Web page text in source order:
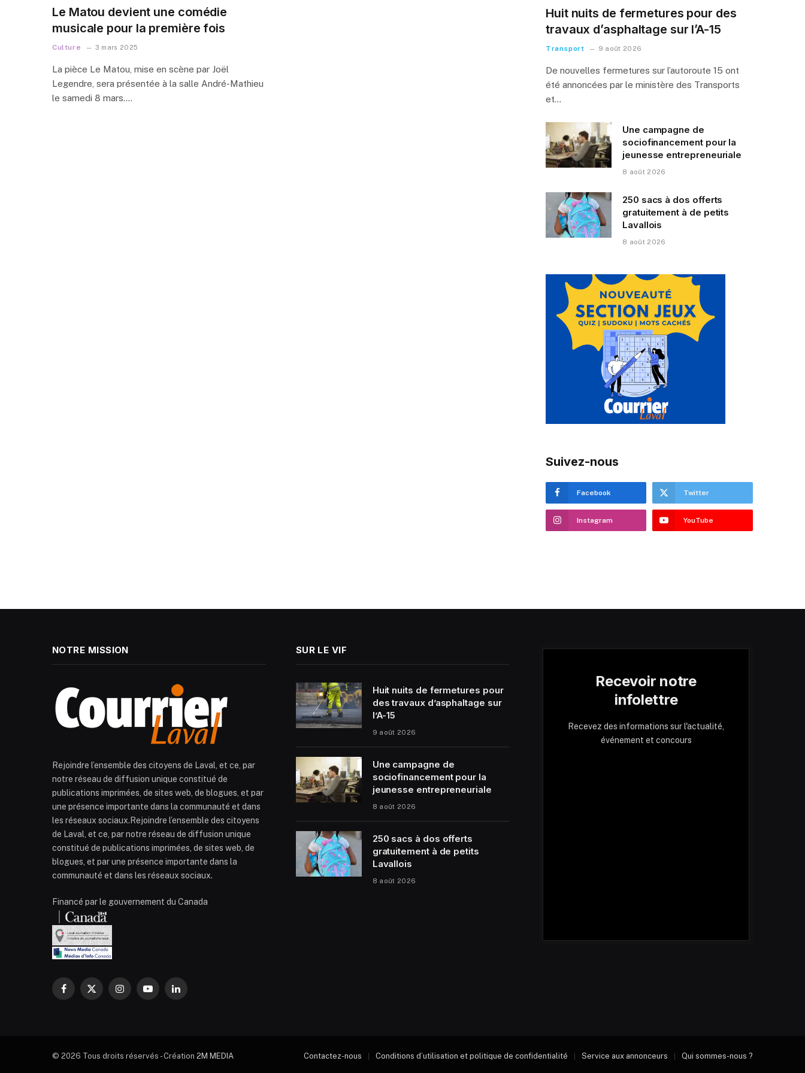
Le Matou devient une comédie
musicale pour la première fois
Culture 3 mars 2025
La pièce Le Matou, mise en scène par Joël
Legendre, sera présentée à la salle André-Mathieu
le samedi 8 mars.…
Huit nuits de fermetures pour des
travaux d’asphaltage sur l’A-15
Transport 9 août 2026
De nouvelles fermetures sur l’autoroute 15 ont
été annoncées par le ministère des Transports
et…
Une campagne de
sociofinancement pour la
jeunesse entrepreneuriale
8 août 2026
250 sacs à dos offerts
gratuitement à de petits
Lavallois
8 août 2026
Suivez-nous
Facebook Twitter
Instagram YouTube
NOTRE MISSION
Rejoindre l’ensemble des citoyens de Laval, et ce, par
notre réseau de diffusion unique constitué de
publications imprimées, de sites web, de blogues, et par
une présence importante dans la communauté et dans
les réseaux sociaux.Rejoindre l’ensemble des citoyens
de Laval, et ce, par notre réseau de diffusion unique
constitué de publications imprimées, de sites web, de
blogues, et par une présence importante dans la
communauté et dans les réseaux sociaux.
Financé par le gouvernement du Canada
Facebook
X
InstagramYouTubeLinkedIn
SUR LE VIF
Huit nuits de fermetures pour
des travaux d’asphaltage sur
l’A-15
9 août 2026
Une campagne de
sociofinancement pour la
jeunesse entrepreneuriale
8 août 2026
250 sacs à dos offerts
gratuitement à de petits
Lavallois
8 août 2026
Recevoir notre
infolettre
Recevez des informations sur l'actualité,
événement et concours
© 2026 Tous droits réservés - Création 2M MEDIA Contactez-nous Conditions d’utilisation et politique de confidentialité Service aux annonceurs Qui sommes-nous ?